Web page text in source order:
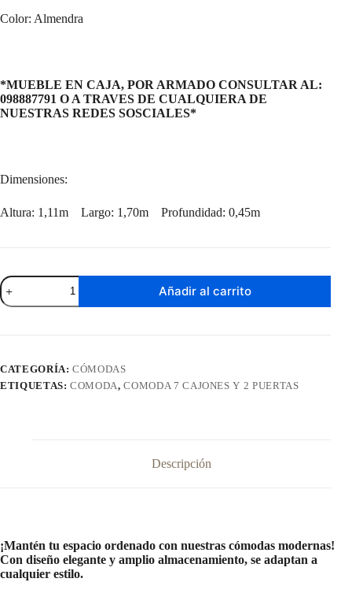
Color: Almendra
*MUEBLE EN CAJA, POR ARMADO CONSULTAR AL:
098887791 O A TRAVES DE CUALQUIERA DE
NUESTRAS REDES SOSCIALES*
Dimensiones:
Altura: 1,11m Largo: 1,70m Profundidad: 0,45m
Cómoda
London
Almendra
Añadir al carrito
CATEGORÍA:CÓMODAS
ETIQUETAS:COMODA,COMODA 7 CAJONES Y 2 PUERTAS
Descripción
¡Mantén tu espacio ordenado con nuestras cómodas modernas!
Con diseño elegante y amplio almacenamiento, se adaptan a
cualquier estilo.